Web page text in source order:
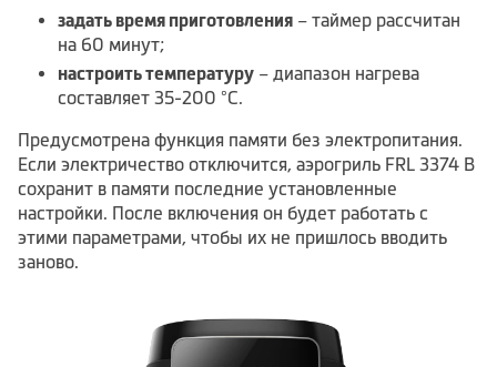
задать время приготовления – таймер рассчитан
на 60 минут;
настроить температуру – диапазон нагрева
составляет 35-200 °C.
Предусмотрена функция памяти без электропитания.
Если электричество отключится, аэрогриль FRL 3374 B
сохранит в памяти последние установленные
настройки. После включения он будет работать с
этими параметрами, чтобы их не пришлось вводить
заново.